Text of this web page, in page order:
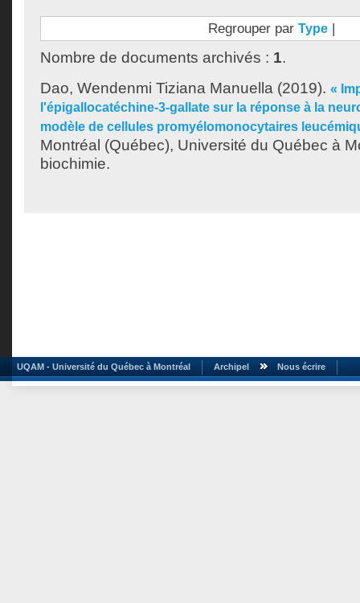
Regrouper par Type |
Nombre de documents archivés : 1.
Dao, Wendenmi Tiziana Manuella (2019). «
l'épigallocatéchine-3-gallate sur la réponse à la
modèle de cellules promyélomonocytaires
Montréal (Québec), Université du Québec à
biochimie.
UQAM - Université du Québec à Montréal Archipel Nous écrire